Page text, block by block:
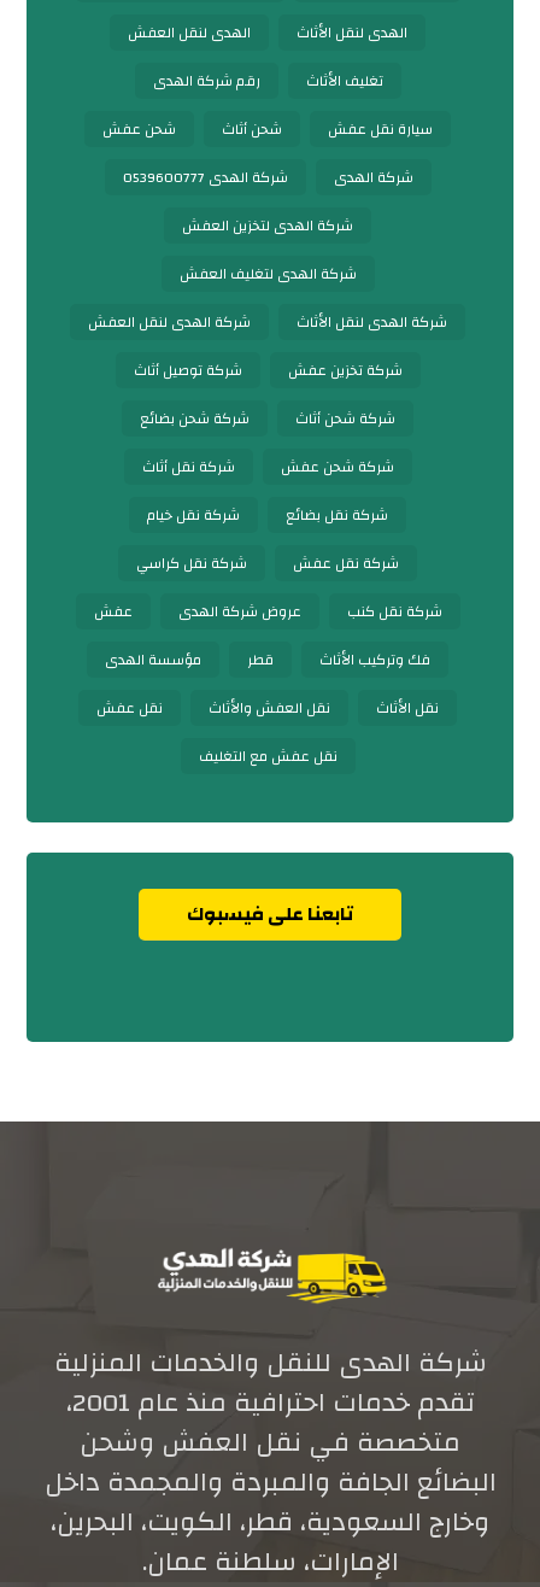
الهدى لنقل الأثاث
الهدى لنقل العفش
تغليف الأثاث
رقم شركة الهدى
سيارة نقل عفش
شحن أثاث
شحن عفش
شركة الهدى
شركة الهدى 0539600777
شركة الهدى لتخزين العفش
شركة الهدى لتغليف العفش
شركة الهدى لنقل الأثاث
شركة الهدى لنقل العفش
شركة تخزين عفش
شركة توصيل أثاث
شركة شحن أثاث
شركة شحن بضائع
شركة شحن عفش
شركة نقل أثاث
شركة نقل بضائع
شركة نقل خيام
شركة نقل عفش
شركة نقل كراسي
شركة نقل كنب
عروض شركة الهدى
عفش
فك وتركيب الأثاث
قطر
مؤسسة الهدى
نقل الأثاث
نقل العفش والأثاث
نقل عفش
نقل عفش مع التغليف
تابعنا على فيسبوك
شركة الهدى للنقل والخدمات المنزلية
تقدم خدمات احترافية منذ عام 2001،
متخصصة في نقل العفش وشحن
البضائع الجافة والمبردة والمجمدة داخل
وخارج السعودية، قطر، الكويت، البحرين،
الإمارات، سلطنة عمان.